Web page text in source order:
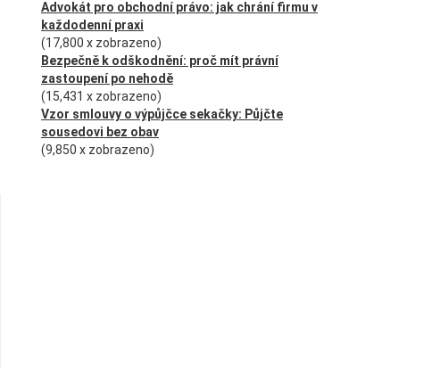
Advokát pro obchodní právo: jak chrání firmu v
každodenní praxi
(17,800 x zobrazeno)
Bezpečně k odškodnění: proč mít právní
zastoupení po nehodě
(15,431 x zobrazeno)
Vzor smlouvy o výpůjčce sekačky: Půjčte
sousedovi bez obav
(9,850 x zobrazeno)